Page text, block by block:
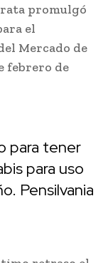
promulgó
el
Mercado de
febrero de
para tener
para uso
Pensilvania